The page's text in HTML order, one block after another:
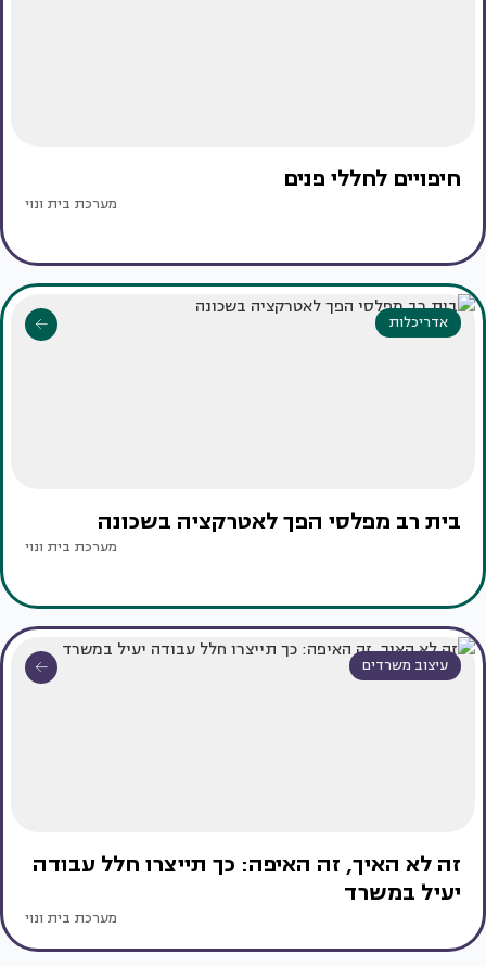
חיפויים לחללי פנים
מערכת בית ונוי
אדריכלות
בית רב מפלסי הפך לאטרקציה בשכונה
מערכת בית ונוי
עיצוב משרדים
זה לא האיך, זה האיפה: כך תייצרו חלל עבודה
יעיל במשרד
מערכת בית ונוי